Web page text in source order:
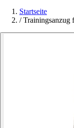
Startseite
/ Trainingsanzug